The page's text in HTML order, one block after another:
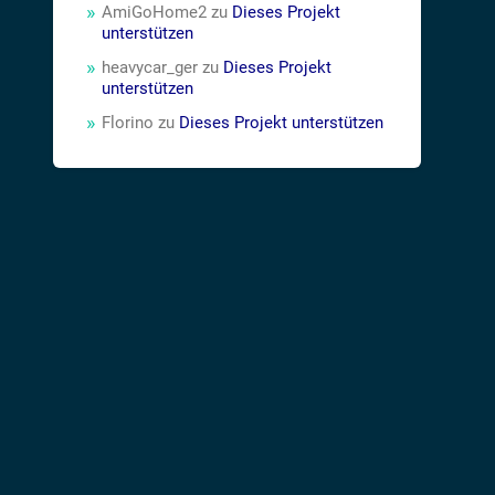
AmiGoHome2 zu Dieses Projekt
unterstützen
heavycar_ger zu Dieses Projekt
unterstützen
Florino zu Dieses Projekt unterstützen